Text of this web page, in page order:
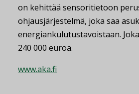
on kehittää sensoritietoon
ohjausjärjestelmä, joka saa
energiankulutustavoistaan.
240 000 euroa.
www.aka.fi